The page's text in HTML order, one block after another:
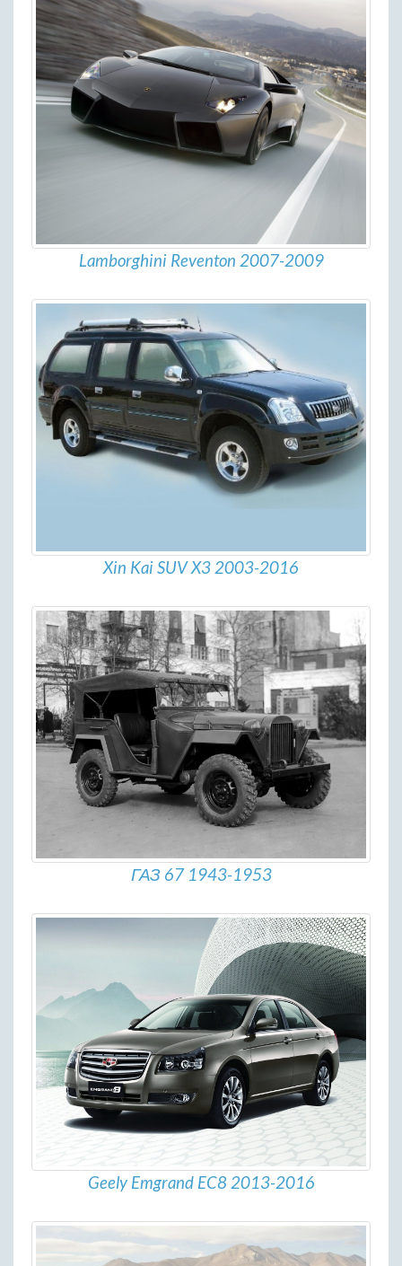
Lamborghini Reventon 2007-2009
Xin Kai SUV X3 2003-2016
ГАЗ 67 1943-1953
Geely Emgrand EC8 2013-2016